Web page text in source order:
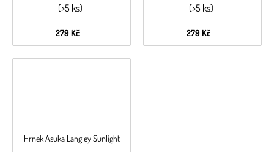
(>5 ks)
279 Kč
(>5 ks)
279 Kč
Hrnek Asuka Langley Sunlight